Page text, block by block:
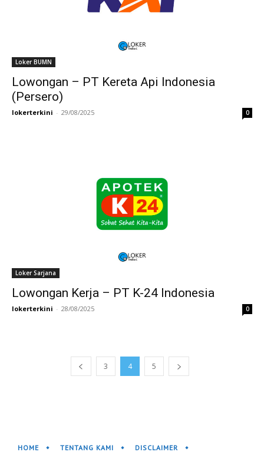
Loker BUMN
Lowongan – PT Kereta Api Indonesia
(Persero)
lokerterkini - 29/08/2025 0
Loker Sarjana
Lowongan Kerja – PT K-24 Indonesia
lokerterkini - 28/08/2025 0
3 4 5
HOME TENTANG KAMI DISCLAIMER